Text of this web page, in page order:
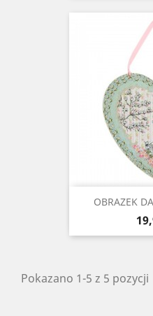
OBRAZEK
Pokazano 1-5 z 5 pozycji